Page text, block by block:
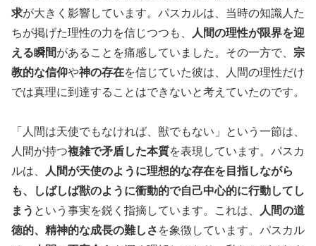
求が大きく影響しています。パスカルは、当時の知識人た
ちが掲げた理性の力を信じつつも、
人間の理性が限界を迎
える瞬間があることを痛感していました。その一方で、 宗
教的な信仰や神の存在を信じていた彼は、人間の理性だけ
では真理に到達することはできないと考えていたのです。
「人間は天使でもなければ、獣でもない」という一節は、
人間が持つ複雑で矛盾した本質を表現しています。パスカ
ルは、
人間が天使のように理想的な存在を目指しながら
も、しばしば獣のように衝動的で自己中心的に行動してし
まう という事実を鋭く指摘しています。これは、
人間の道
徳的、精神的な成長の難しさ を象徴しています。パスカル